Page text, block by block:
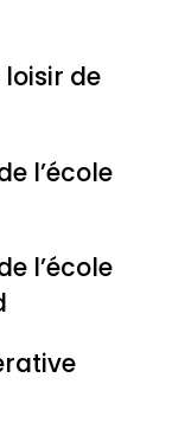
de
l’école
l’école